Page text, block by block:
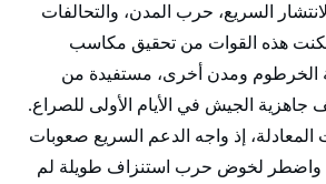
السريع، حرب المدن، والتحالفات
تمكنت هذه القوات من تحقيق مكاسب
الخرطوم ومدن أخرى، مستفيدة من
الجيش في الأيام الأولى للصراع.
إذ واجه الدعم السريع صعوبات
واضطر لخوض حرب استنزاف طويلة لم